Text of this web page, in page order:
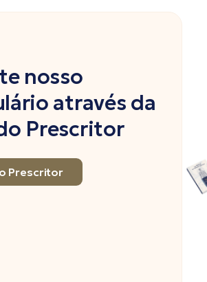
nosso
através da
Prescritor
Prescritor